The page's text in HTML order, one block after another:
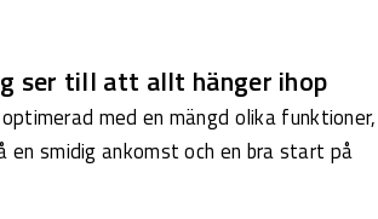
ser till att allt hänger ihop
med en mängd olika funktioner,
smidig ankomst och en bra start på